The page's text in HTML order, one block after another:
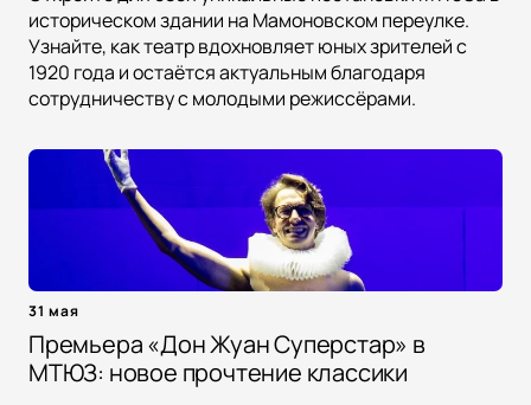
историческом здании на Мамоновском переулке.
Узнайте, как театр вдохновляет юных зрителей с
1920 года и остаётся актуальным благодаря
сотрудничеству с молодыми режиссёрами.
31 мая
Премьера «Дон Жуан Суперстар» в
МТЮЗ: новое прочтение классики